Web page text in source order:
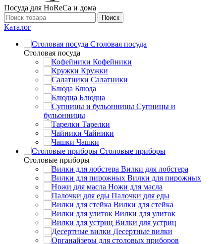
Посуда для HoReCa и дома
Поиск
Каталог
Столовая посуда
Столовая посуда
Кофейники
Кружки
Салатники
Блюда
Блюдца
Супницы и
бульонницы
Тарелки
Чайники
Чашки
Cтоловые приборы
Cтоловые приборы
Вилки для лобстера
Вилки для пирожных
Ножи для масла
Палочки для еды
Вилки для стейка
Вилки для улиток
Вилки для устриц
Десертные вилки